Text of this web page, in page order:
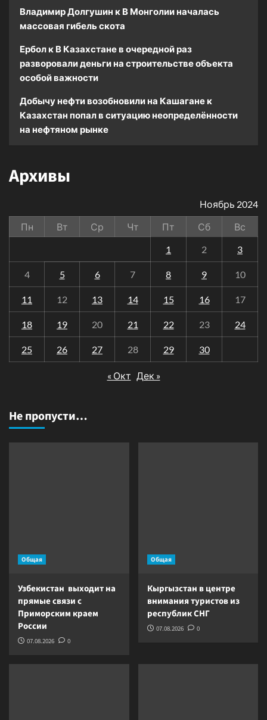
Владимир Долгушин к В Монголии началась
массовая гибель скота
Ербол к В Казахстане в очередной раз
разворовали деньги на строительстве объекта
особой важности
Добычу нефти возобновили на Кашагане к
Казахстан попал в ситуацию неопределённости
на нефтяном рынке
Архивы
Ноябрь 2024
Пн
Вт Ср Чт Пт Сб
Вс
1
2 3
4 5 6 7 8 9 10
11 12 13 14 15 16 17
18 19 20 21 22 23 24
25 26 27 28 29 30
« Окт Дек »
Не пропусти…
Общая
Узбекистан выходит на
прямые связи с
Приморским краем
России
07.08.2026 0
Общая
Кыргызстан в центре
внимания туристов из
республик СНГ
07.08.2026 0